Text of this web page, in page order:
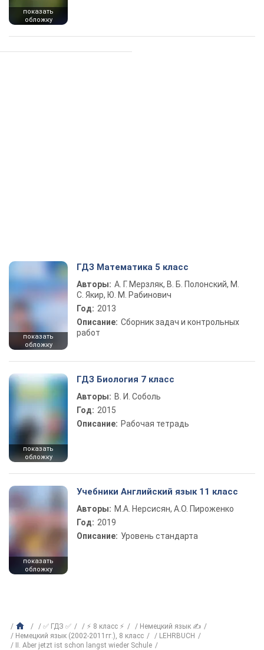
показать
обложку
показать
обложку
ГДЗ Математика 5 класс
Авторы: А. Г. Мерзляк, В. Б. Полонский, М.
С. Якир, Ю. М. Рабинович
Год: 2013
Описание: Сборник задач и контрольных
работ
показать
обложку
ГДЗ Биология 7 класс
Авторы: В. И. Соболь
Год: 2015
Описание: Рабочая тетрадь
показать
обложку
Учебники Английский язык 11 класс
Авторы: М.А. Нерсисян, А.О. Пироженко
Год: 2019
Описание: Уровень стандарта
✅ ГДЗ ✅ ⚡ 8 класс ⚡
Немецкий язык ✍
Немецкий язык (2002-2011гг.), 8 класс
LEHRBUCH
II. Aber jetzt ist schon langst wieder Schule